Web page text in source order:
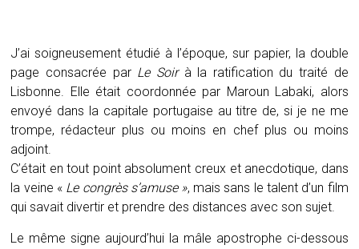
J’ai soigneusement étudié à l’époque, sur papier, la double
page consacrée par Le Soir à la ratification du traité de
Lisbonne. Elle était coordonnée par Maroun Labaki, alors
envoyé dans la capitale portugaise au titre de, si je ne me
trompe, rédacteur plus ou moins en chef plus ou moins
adjoint.
C’était en tout point absolument creux et anecdotique, dans
la veine « Le congrès s’amuse », mais sans le talent d’un film
qui savait divertir et prendre des distances avec son sujet.
Le même signe aujourd’hui la mâle apostrophe ci-dessous